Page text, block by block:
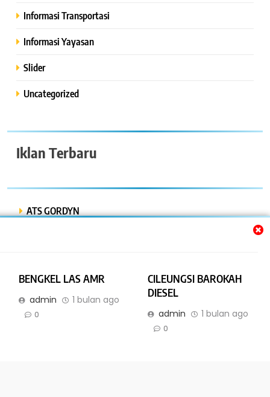
BENGKEL LAS AMR
admin 1 bulan ago
0
CILEUNGSI BAROKAH
DIESEL
admin 1 bulan ago
0
Informasi Transportasi
Informasi Yayasan
Slider
Uncategorized
Iklan Terbaru
ATS GORDYN
BENGKEL LAS AMR